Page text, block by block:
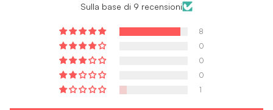
Sulla base di 9 recensioni
8
0
0
0
1